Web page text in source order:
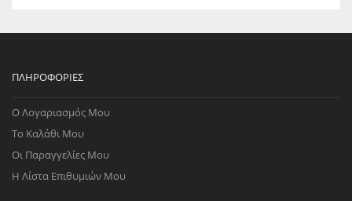
ΠΛΗΡΟΦΟΡΊΕΣ
Ο Λογαριασμός Μου
Το Καλάθι Μου
Οι Παραγγελίες Μου
Η Λίστα Επιθυμιών Μου